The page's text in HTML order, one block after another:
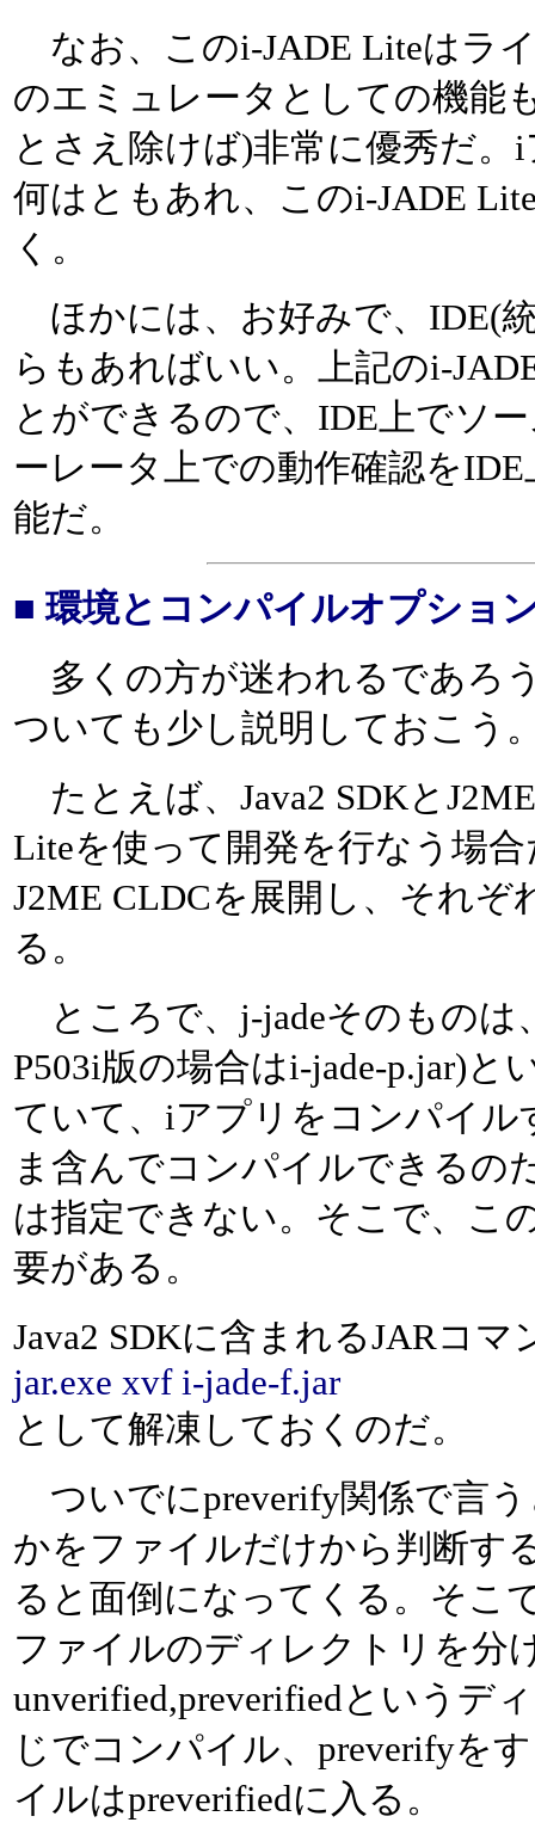
なお、このi-JADE Liteはラ
のエミュレータとしての機能
とさえ除けば)非常に優秀だ
何はともあれ、このi-JADE
く。
ほかには、お好みで、IDE(
らもあればいい。上記のi-
とができるので、IDE上でソ
ーレータ上での動作確認を
能だ。
■ 環境とコンパイルオプショ
多くの方が迷われるであろ
ついても少し説明しておこう
たとえば、Java2 SDKと
Liteを使って開発を行なう場
J2ME CLDCを展開し、それぞ
る。
ところで、j-jadeそのものは
P503i版の場合はi-jade-p.jar)
ていて、iアプリをコンパイ
ま含んでコンパイルできるの
は指定できない。そこで、こ
要がある。
Java2 SDKに含まれるJARコマ
jar.exe xvf i-jade-f.jar
として解凍しておくのだ。
ついでにpreverify関係で言
かをファイルだけから判断す
ると面倒になってくる。そこ
ファイルのディレクトリを分
unverified,preverifiedというデ
じでコンパイル、preverifyを
イルはpreverifiedに入る。